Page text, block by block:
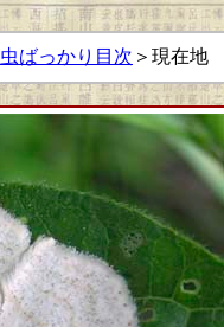
虫ばっかり目次 ＞現在地